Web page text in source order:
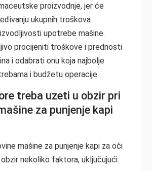
proizvodnje, jer će
ukupnih troškova
upotrebe mašine.
procijeniti troškove i prednosti
i odabrati onu koja najbolje
i budžetu operacije.
treba uzeti u obzir pri
za punjenje kapi
mašine za punjenje kapi za oči
nekoliko faktora, uključujući: